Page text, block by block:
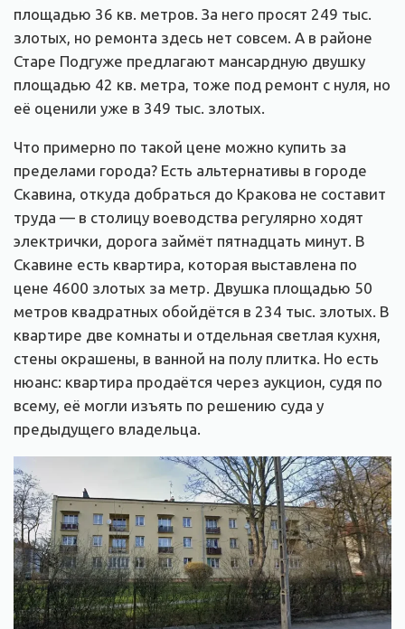
площадью 36 кв. метров. За него просят 249 тыс.
злотых, но ремонта здесь нет совсем. А в районе
Старе Подгуже предлагают мансардную двушку
площадью 42 кв. метра, тоже под ремонт с нуля, но
её оценили уже в 349 тыс. злотых.
Что примерно по такой цене можно купить за
пределами города? Есть альтернативы в городе
Скавина, откуда добраться до Кракова не составит
труда — в столицу воеводства регулярно ходят
электрички, дорога займёт пятнадцать минут. В
Скавине есть квартира, которая выставлена по
цене 4600 злотых за метр. Двушка площадью 50
метров квадратных обойдётся в 234 тыс. злотых. В
квартире две комнаты и отдельная светлая кухня,
стены окрашены, в ванной на полу плитка. Но есть
нюанс: квартира продаётся через аукцион, судя по
всему, её могли изъять по решению суда у
предыдущего владельца.